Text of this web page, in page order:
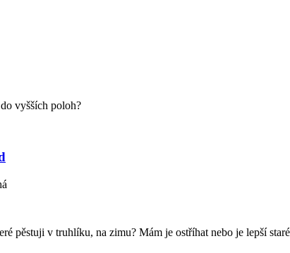
vyšších poloh?
pěstuji v truhlíku, na zimu? Mám je ostříhat nebo je lepší